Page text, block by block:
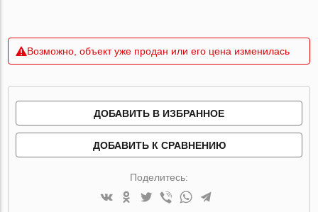
Возможно, объект уже продан или его цена изменилась
ДОБАВИТЬ В ИЗБРАННОЕ
ДОБАВИТЬ К СРАВНЕНИЮ
Поделитесь: